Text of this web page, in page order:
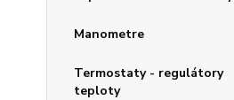
Manometre
Termostaty - regulátory
teploty